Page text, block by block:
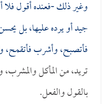
وغير ذلك -فعنده أقول
جيد أو يرده عليها، بل
فأتصبح، وأشرب فأتقمح،
تريد، من المأكل
بالقول والفعل.